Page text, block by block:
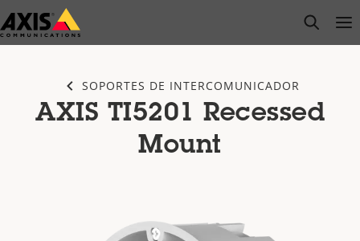
Saltar
al
open
SOPORTES DE INTERCOMUNICADOR
AXIS TI5201 Recessed
Mount